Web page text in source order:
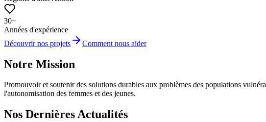
30+
Années d'expérience
Découvrir nos projets
Comment nous aider
Notre Mission
Promouvoir et soutenir des solutions durables aux problèmes des populations
l'autonomisation des femmes et des jeunes.
Nos Dernières Actualités